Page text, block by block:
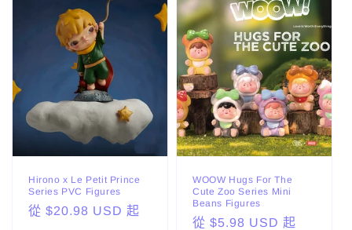
Hirono x Le Petit Prince
Series PVC Figures
定
從 $20.98 USD 起
WOOW Hugs For The
Cute Zoo Series Mini
Beans Figures
定
從 $5.98 USD 起